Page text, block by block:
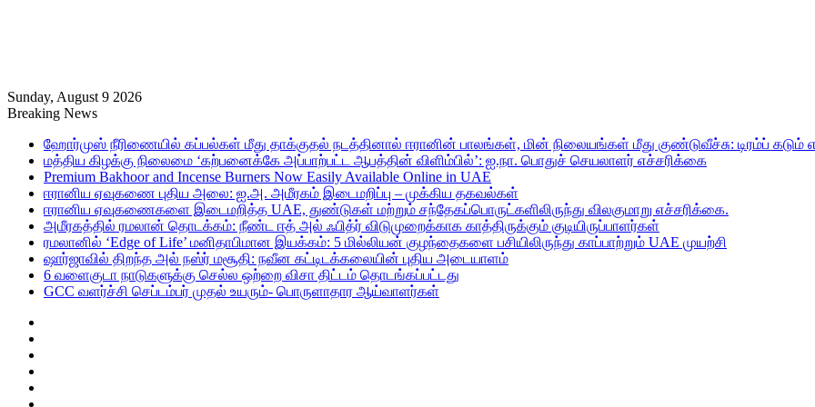
Sunday, August 9 2026
Breaking News
ஹோர்முஸ் நீரிணையில் கப்பல்கள் மீது தாக்குதல் நடத்தினால் ஈரானின் பாலங்கள், மின் நிலையங்கள் மீது குண்டுவீச்சு: டிரம்ப் கடும்
மத்திய கிழக்கு நிலைமை ‘கற்பனைக்கே அப்பாற்பட்ட ஆபத்தின் விளிம்பில்’: ஐ.நா. பொதுச் செயலாளர் எச்சரிக்கை
Premium Bakhoor and Incense Burners Now Easily Available Online in UAE
ஈரானிய ஏவுகணை புதிய அலை: ஐ.அ. அமீரகம் இடைமறிப்பு – முக்கிய தகவல்கள்
ஈரானிய ஏவுகணைகளை இடைமறித்த UAE, துண்டுகள் மற்றும் சந்தேகப்பொருட்களிலிருந்து விலகுமாறு எச்சரிக்கை.
அமீரகத்தில் ரமலான் தொடக்கம்: நீண்ட ஈத் அல் ஃபித்ர் விடுமுறைக்காக காத்திருக்கும் குடியிருப்பாளர்கள்
ரமலானில் ‘Edge of Life’ மனிதாபிமான இயக்கம்: 5 மில்லியன் குழந்தைகளை பசியிலிருந்து காப்பாற்றும் UAE முயற்சி
ஷார்ஜாவில் திறந்த அல் நஸ்ர் மசூதி: நவீன கட்டிடக்கலையின் புதிய அடையாளம்
6 வளைகுடா நாடுகளுக்கு செல்ல ஒற்றை விசா திட்டம் தொடங்கப்பட்டது
GCC வளர்ச்சி செப்டம்பர் முதல் உயரும்- பொருளாதார ஆய்வாளர்கள்